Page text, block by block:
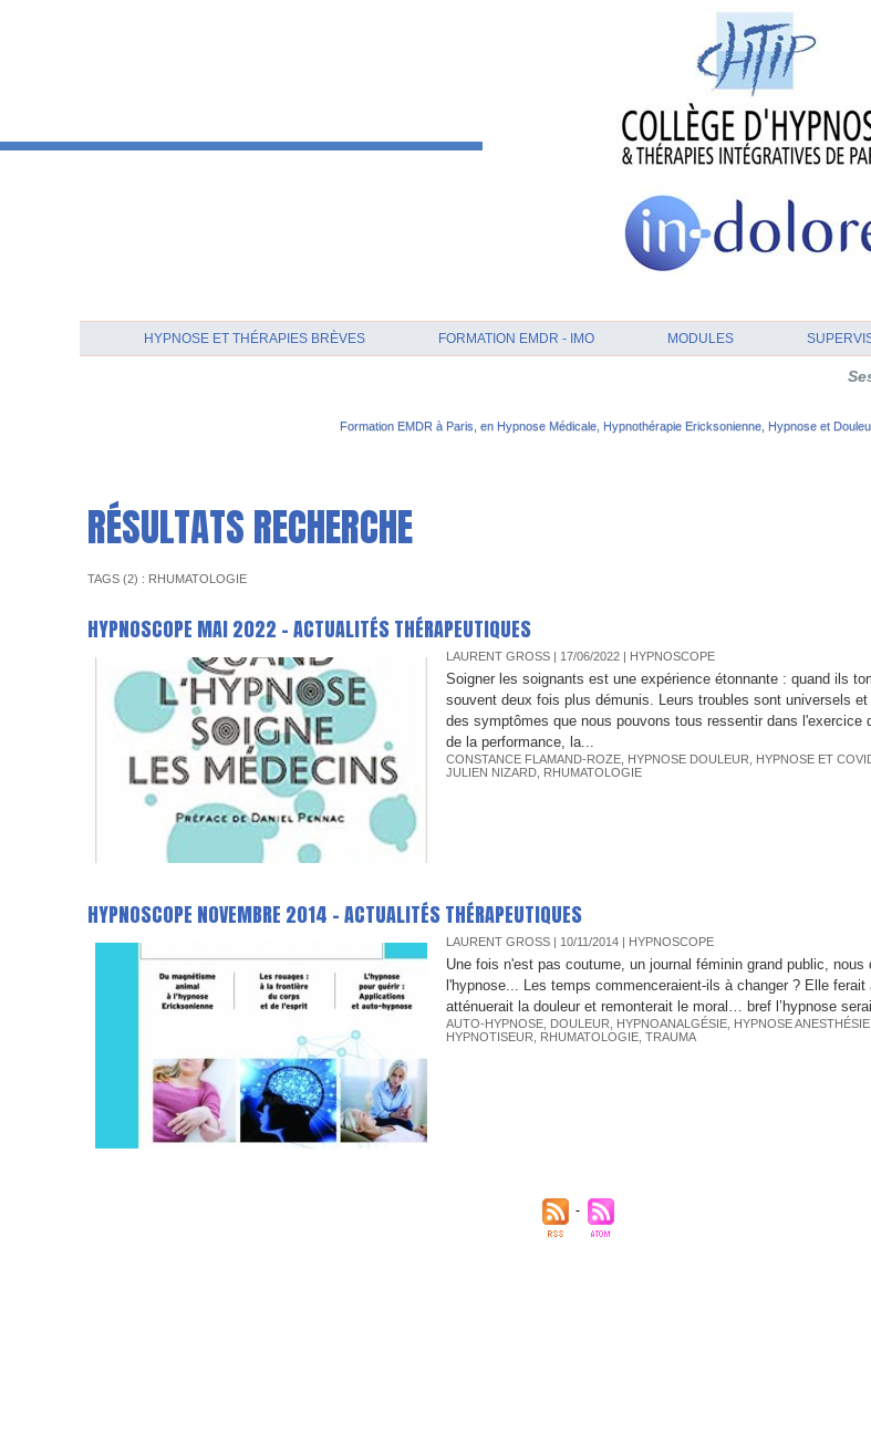
HYPNOSE ET THÉRAPIES BRÈVES FORMATION EMDR - IMO MODULES
Session 3:
Formation EMDR à Paris, en Hypnose Médicale, Hypnothérapie Ericksonienne, Hypnose et
RÉSULTATS RECHERCHE
TAGS (2) : RHUMATOLOGIE
HYPNOSCOPE MAI 2022 - ACTUALITÉS THÉRAPEUTIQUES
LAURENT GROSS | 17/06/2022 | HYPNOSCOPE
Soigner les soignants est une expérience étonnante : quand ils
souvent deux fois plus démunis. Leurs troubles sont universels
des symptômes que nous pouvons tous ressentir dans l'exercice
de la performance, la...
CONSTANCE FLAMAND-ROZE HYPNOSE DOULEUR HYPNOSE ET
JULIEN NIZARD RHUMATOLOGIE
HYPNOSCOPE NOVEMBRE 2014 - ACTUALITÉS THÉRAPEUTIQUES
LAURENT GROSS | 10/11/2014 | HYPNOSCOPE
Une fois n'est pas coutume, un journal féminin grand public,
l'hypnose... Les temps commenceraient-ils à changer ? Elle ferait
atténuerait la douleur et remonterait le moral… bref l’hypnose
AUTO-HYPNOSE DOULEUR HYPNOANALGÉSIE HYPNOSE ANESTHÉSIE
HYPNOTISEUR
RHUMATOLOGIE TRAUMA